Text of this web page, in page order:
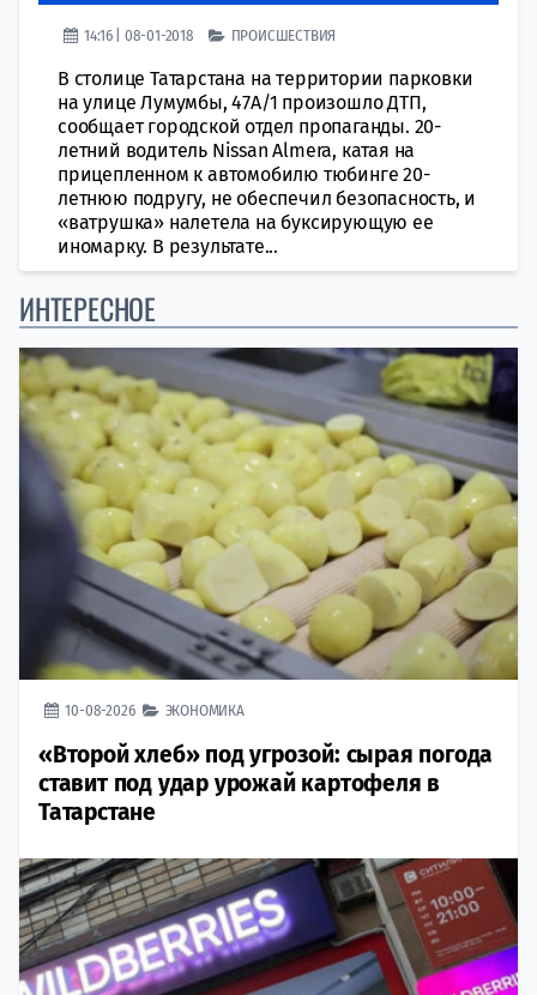
14:16 | 08-01-2018 ПРОИСШЕСТВИЯ
В столице Татарстана на территории парковки
на улице Лумумбы, 47А/1 произошло ДТП,
сообщает городской отдел пропаганды. 20-
летний водитель Nissan Almera, катая на
прицепленном к автомобилю тюбинге 20-
летнюю подругу, не обеспечил безопасность, и
«ватрушка» налетела на буксирующую ее
иномарку. В результате...
ИНТЕРЕСНОЕ
10-08-2026 ЭКОНОМИКА
«Второй хлеб» под угрозой: сырая погода
ставит под удар урожай картофеля в
Татарстане